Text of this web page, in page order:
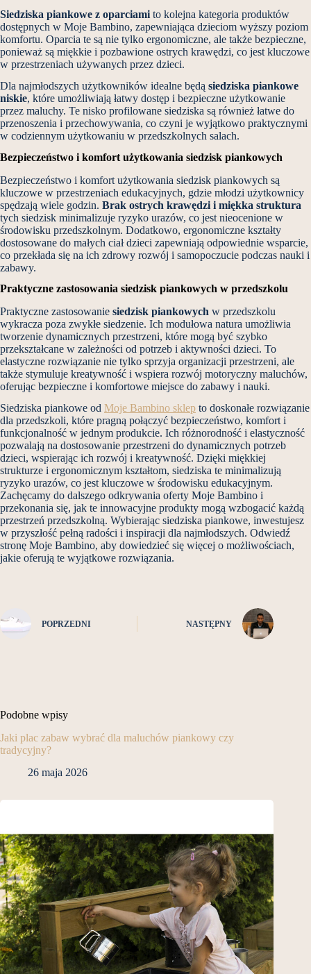
Siedziska piankowe z oparciami to kolejna kategoria produktów
dostępnych w Moje Bambino, zapewniająca dzieciom wyższy poziom
komfortu. Oparcia te są nie tylko ergonomiczne, ale także bezpieczne,
ponieważ są miękkie i pozbawione ostrych krawędzi, co jest kluczowe
w przestrzeniach używanych przez dzieci.
Dla najmłodszych użytkowników idealne będą siedziska piankowe
niskie, które umożliwiają łatwy dostęp i bezpieczne użytkowanie
przez maluchy. Te nisko profilowane siedziska są również łatwe do
przenoszenia i przechowywania, co czyni je wyjątkowo praktycznymi
w codziennym użytkowaniu w przedszkolnych salach.
Bezpieczeństwo i komfort użytkowania siedzisk piankowych
Bezpieczeństwo i komfort użytkowania siedzisk piankowych są
kluczowe w przestrzeniach edukacyjnych, gdzie młodzi użytkownicy
spędzają wiele godzin. Brak ostrych krawędzi i miękka struktura
tych siedzisk minimalizuje ryzyko urazów, co jest nieocenione w
środowisku przedszkolnym. Dodatkowo, ergonomiczne kształty
dostosowane do małych ciał dzieci zapewniają odpowiednie wsparcie,
co przekłada się na ich zdrowy rozwój i samopoczucie podczas nauki i
zabawy.
Praktyczne zastosowania siedzisk piankowych w przedszkolu
Praktyczne zastosowanie siedzisk piankowych w przedszkolu
wykracza poza zwykłe siedzenie. Ich modułowa natura umożliwia
tworzenie dynamicznych przestrzeni, które mogą być szybko
przekształcane w zależności od potrzeb i aktywności dzieci. To
elastyczne rozwiązanie nie tylko sprzyja organizacji przestrzeni, ale
także stymuluje kreatywność i wspiera rozwój motoryczny maluchów,
oferując bezpieczne i komfortowe miejsce do zabawy i nauki.
Siedziska piankowe od Moje Bambino sklep to doskonałe rozwiązanie
dla przedszkoli, które pragną połączyć bezpieczeństwo, komfort i
funkcjonalność w jednym produkcie. Ich różnorodność i elastyczność
pozwalają na dostosowanie przestrzeni do dynamicznych potrzeb
dzieci, wspierając ich rozwój i kreatywność. Dzięki miękkiej
strukturze i ergonomicznym kształtom, siedziska te minimalizują
ryzyko urazów, co jest kluczowe w środowisku edukacyjnym.
Zachęcamy do dalszego odkrywania oferty Moje Bambino i
przekonania się, jak te innowacyjne produkty mogą wzbogacić każdą
przestrzeń przedszkolną. Wybierając siedziska piankowe, inwestujesz
w przyszłość pełną radości i inspiracji dla najmłodszych. Odwiedź
stronę Moje Bambino, aby dowiedzieć się więcej o możliwościach,
jakie oferują te wyjątkowe rozwiązania.
POPRZEDNI NASTĘPNY
Podobne wpisy
Jaki plac zabaw wybrać dla maluchów piankowy czy
tradycyjny?
26 maja 2026